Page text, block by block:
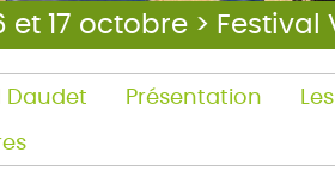
et 17 octobre >
Daudet Présentation